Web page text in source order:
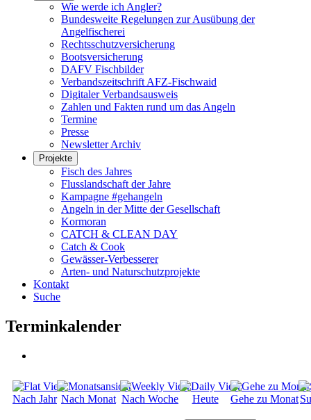
Wie werde ich Angler?
Bundesweite Regelungen zur Ausübung der
Angelfischerei
Rechtsschutzversicherung
Bootsversicherung
DAFV Fischbilder
Verbandszeitschrift AFZ-Fischwaid
Digitaler Verbandsausweis
Zahlen und Fakten rund um das Angeln
Termine
Presse
Newsletter Archiv
Projekte
Fisch des Jahres
Flusslandschaft der Jahre
Kampagne #gehangeln
Angeln in der Mitte der Gesellschaft
Kormoran
CATCH & CLEAN DAY
Catch & Cook
Gewässer-Verbesserer
Arten- und Naturschutzprojekte
Kontakt
Suche
Terminkalender
Nach Jahr Nach Monat Nach Woche Heute Gehe zu Monat